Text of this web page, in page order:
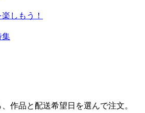
しもう！
集
作品と配送希望日を選んで注文。